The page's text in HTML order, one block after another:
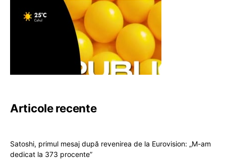
Articole recente
Satoshi, primul mesaj după revenirea de la Eurovision: „M-am
dedicat la 373 procente”